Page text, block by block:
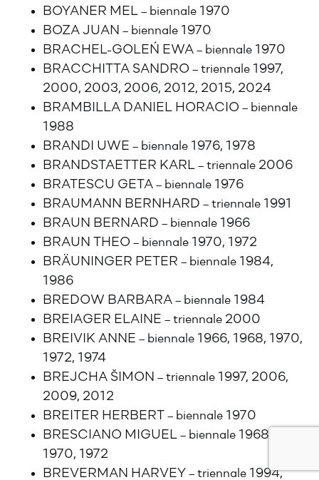
BOYANER MEL – biennale 1970
BOZA JUAN – biennale 1970
BRACHEL-GOLEŃ EWA – biennale 1970
BRACCHITTA SANDRO – triennale 1997,
2000, 2003, 2006, 2012, 2015, 2024
BRAMBILLA DANIEL HORACIO – biennale
1988
BRANDI UWE – biennale 1976, 1978
BRANDSTAETTER KARL – triennale 2006
BRATESCU GETA – biennale 1976
BRAUMANN BERNHARD – triennale 1991
BRAUN BERNARD – biennale 1966
BRAUN THEO – biennale 1970, 1972
BRÄUNINGER PETER – biennale 1984,
1986
BREDOW BARBARA – biennale 1984
BREIAGER ELAINE – triennale 2000
BREIVIK ANNE – biennale 1966, 1968, 1970,
1972, 1974
BREJCHA ŠIMON – triennale 1997, 2006,
2009, 2012
BREITER HERBERT – biennale 1970
BRESCIANO MIGUEL – biennale 1968,
1970, 1972
BREVERMAN HARVEY – triennale 1994,